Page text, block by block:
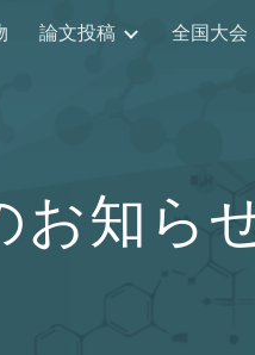
Skip to
論文投稿 全国大会
お知ら